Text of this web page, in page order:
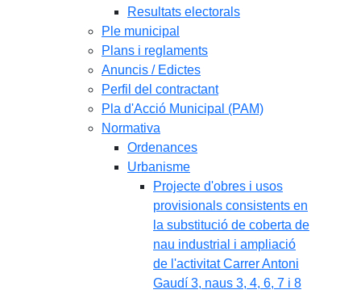
Resultats electorals
Ple municipal
Plans i reglaments
Anuncis / Edictes
Perfil del contractant
Pla d'Acció Municipal (PAM)
Normativa
Ordenances
Urbanisme
Projecte d'obres i usos
provisionals consistents en
la substitució de coberta de
nau industrial i ampliació
de l'activitat Carrer Antoni
Gaudí 3, naus 3, 4, 6, 7 i 8